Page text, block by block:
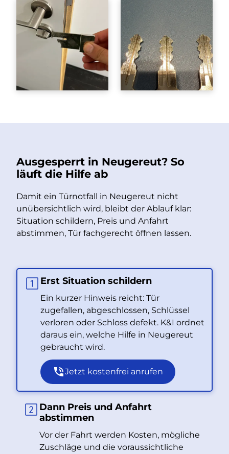
Ausgesperrt in Neugereut? So
läuft die Hilfe ab
Damit ein Türnotfall in Neugereut nicht
unübersichtlich wird, bleibt der Ablauf klar:
Situation schildern, Preis und Anfahrt
abstimmen, Tür fachgerecht öffnen lassen.
Erst Situation schildern
Ein kurzer Hinweis reicht: Tür
zugefallen, abgeschlossen, Schlüssel
verloren oder Schloss defekt. K&I ordnet
daraus ein, welche Hilfe in Neugereut
gebraucht wird.
Jetzt kostenfrei anrufen
Dann Preis und Anfahrt
abstimmen
Vor der Fahrt werden Kosten, mögliche
Zuschläge und die voraussichtliche